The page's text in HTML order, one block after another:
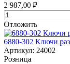
2 987,00 ₽
Отложить
6880-302 Ключи
Артикул: 24002
Розница